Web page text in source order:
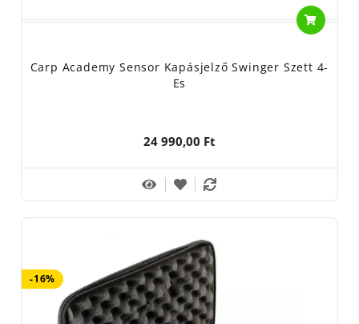
Carp Academy Sensor Kapásjelző Swinger Szett 4-
Es
24 990,00 Ft
-16%